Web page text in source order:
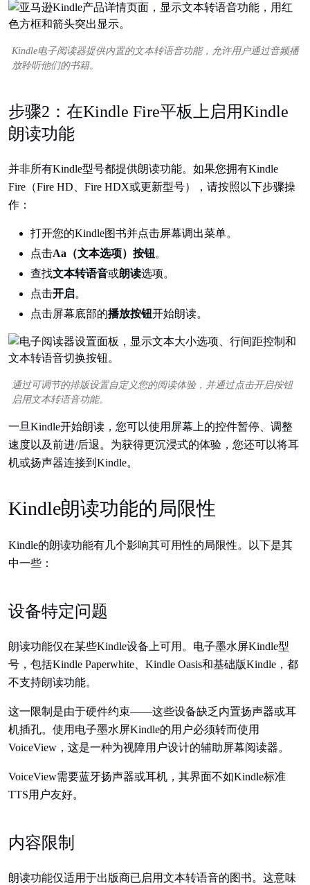
Kindle电子阅读器提供内置的文本转语音功能，允许用户通过音频播
放聆听他们的书籍。
步骤2：在Kindle Fire平板上启用Kindle
朗读功能
并非所有Kindle型号都提供朗读功能。如果您拥有Kindle
Fire（Fire HD、Fire HDX或更新型号），请按照以下步骤操
作：
打开您的Kindle图书并点击屏幕调出菜单。
点击Aa（文本选项）按钮。
查找文本转语音或朗读选项。
点击开启。
点击屏幕底部的播放按钮开始朗读。
通过可调节的排版设置自定义您的阅读体验，并通过点击开启按钮
启用文本转语音功能。
一旦Kindle开始朗读，您可以使用屏幕上的控件暂停、调整
速度以及前进/后退。为获得更沉浸式的体验，您还可以将耳
机或扬声器连接到Kindle。
Kindle朗读功能的局限性
Kindle的朗读功能有几个影响其可用性的局限性。以下是其
中一些：
设备特定问题
朗读功能仅在某些Kindle设备上可用。电子墨水屏Kindle型
号，包括Kindle Paperwhite、Kindle Oasis和基础版Kindle，都
不支持朗读功能。
这一限制是由于硬件约束——这些设备缺乏内置扬声器或耳
机插孔。使用电子墨水屏Kindle的用户必须转而使用
VoiceView，这是一种为视障用户设计的辅助屏幕阅读器。
VoiceView需要蓝牙扬声器或耳机，其界面不如Kindle标准
TTS用户友好。
内容限制
朗读功能仅适用于出版商已启用文本转语音的图书。这意味